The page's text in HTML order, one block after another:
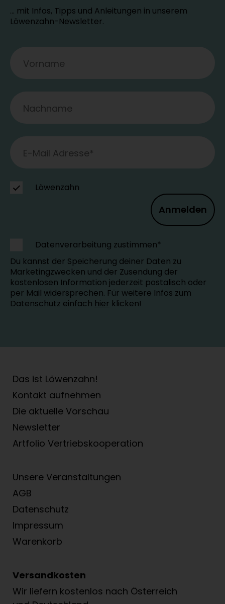
… mit Infos, Tipps und Anleitungen in unserem
Löwenzahn-Newsletter.
Anmelden
Löwenzahn
Datenverarbeitung zustimmen*
Du kannst der Speicherung deiner Daten zu
Marketingzwecken und der Zusendung der
kostenlosen Information jederzeit postalisch oder
per Mail widersprechen. Für weitere Infos zum
Datenschutz einfach hier klicken!
Das ist Löwenzahn!
Kontakt aufnehmen
Die aktuelle Vorschau
Newsletter
Artfolio Vertriebs­kooperation
Unsere Veranstaltungen
AGB
Datenschutz
Impressum
Warenkorb
Versandkosten
Wir liefern kostenlos nach Österreich